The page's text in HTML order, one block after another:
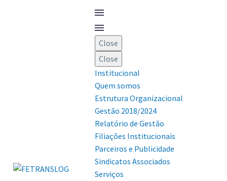
Close
Close
Institucional
Quem somos
Estrutura Organizacional
Gestão 2018/2024
Relatório de Gestão
Filiações Institucionais
Parceiros e Publicidade
Sindicatos Associados
Serviços